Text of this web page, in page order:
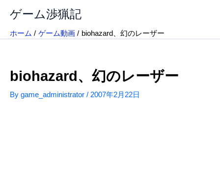
ス
ゲーム渉猟記
ホーム ゲーム動画 biohazard、幻のレーザー
biohazard、幻のレーザー
By game_administrator / 2007年2月22日